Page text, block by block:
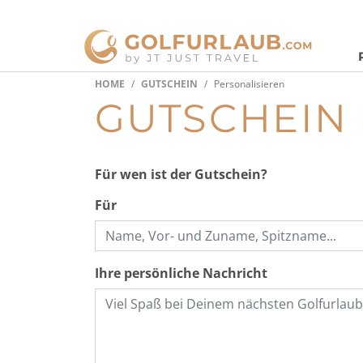
HOME GUTSCHEIN Personalisieren
Für wen ist der Gutschein?
Für
Ihre persönliche Nachricht